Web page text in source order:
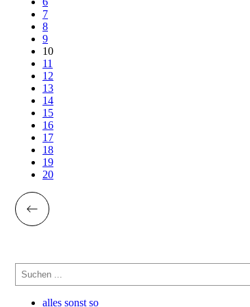
7
8
9
10
11
12
13
14
15
16
17
18
19
20
Suchen
alles sonst so